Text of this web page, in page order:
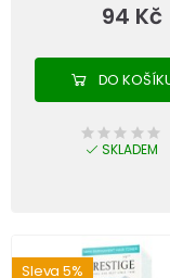
94 Kč
DO
SKLADEM
Sleva 5%